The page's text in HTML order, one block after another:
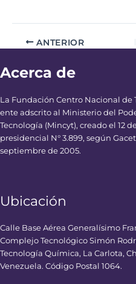
ANTERIOR
Acerca de
La Fundación Centro Nacional de
ente adscrito al Ministerio del
Tecnología (Mincyt), creado el 12
presidencial N° 3.899, según
septiembre de 2005.
Ubicación
Calle Base Aérea Generalísimo
Complejo Tecnológico Simón
Tecnología Química, La Carlota,
Venezuela. Código Postal 1064.